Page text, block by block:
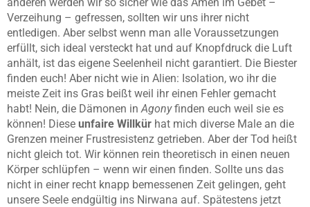
Verzeihung – gefressen, sollten wir uns ihrer nicht
entledigen. Aber selbst wenn man alle Voraussetzungen
erfüllt, sich ideal versteckt hat und auf Knopfdruck die Luft
anhält, ist das eigene Seelenheil nicht garantiert. Die Biester
finden euch! Aber nicht wie in Alien: Isolation, wo ihr die
meiste Zeit ins Gras beißt weil ihr einen Fehler gemacht
habt! Nein, die Dämonen inAgonyfinden euch weil sie es
können! Diese unfaire Willkür hat mich diverse Male an die
Grenzen meiner Frustresistenz getrieben. Aber der Tod heißt
nicht gleich tot. Wir können rein theoretisch in einen neuen
Körper schlüpfen – wenn wir einen finden. Sollte uns das
nicht in einer recht knapp bemessenen Zeit gelingen, geht
unsere Seele endgültig ins Nirwana auf. Spätestens jetzt